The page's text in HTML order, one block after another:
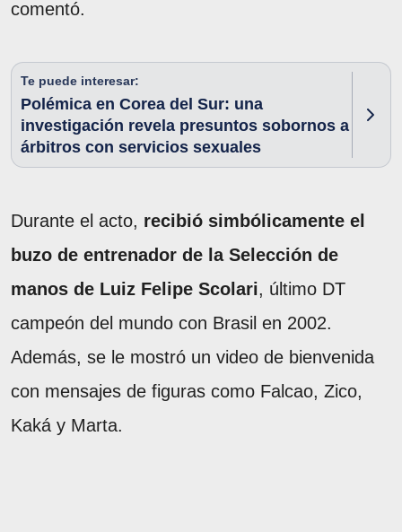
comentó.
Te puede interesar:
Polémica en Corea del Sur: una
investigación revela presuntos sobornos a
árbitros con servicios sexuales
Durante el acto, recibió simbólicamente el
buzo de entrenador de la Selección de
manos de Luiz Felipe Scolari, último DT
campeón del mundo con Brasil en 2002.
Además, se le mostró un video de bienvenida
con mensajes de figuras como Falcao, Zico,
Kaká y Marta.